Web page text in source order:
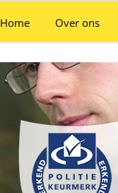
Home Over ons